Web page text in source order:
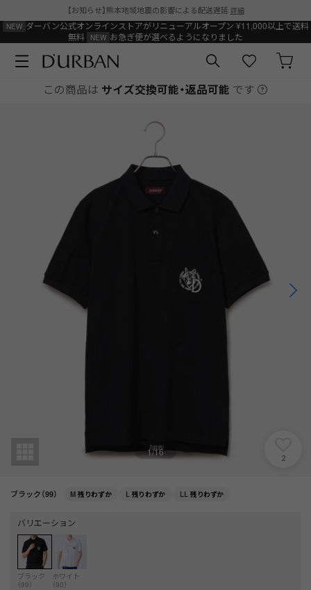
【お知らせ】熊本地域地震の影響による配送遅延 詳細
ダーバン公式オンラインストアがリニューアルオープン ¥11,000以上で送料
無料
お急ぎ便が選べるようになりました
この商品は サイズ交換可能・返品可能 です
1/16
2
ブラック（99） M 残りわずか L 残りわずか LL 残りわずか
バリエーション
ブラック
（99）
ホワイト
（90）